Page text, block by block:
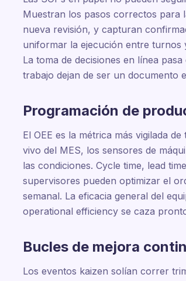
Muestran los pasos correctos para
nueva revisión, y capturan
uniformar la ejecución entre turnos
La toma de decisiones en línea
trabajo dejan de ser un documento
Programación de
El OEE es la métrica más vigilada
vivo del MES, los sensores de
las condiciones. Cycle time, lead
supervisores pueden optimizar el
semanal. La eficacia general del
operational efficiency se caza
Bucles de mejora
Los eventos kaizen solían correr